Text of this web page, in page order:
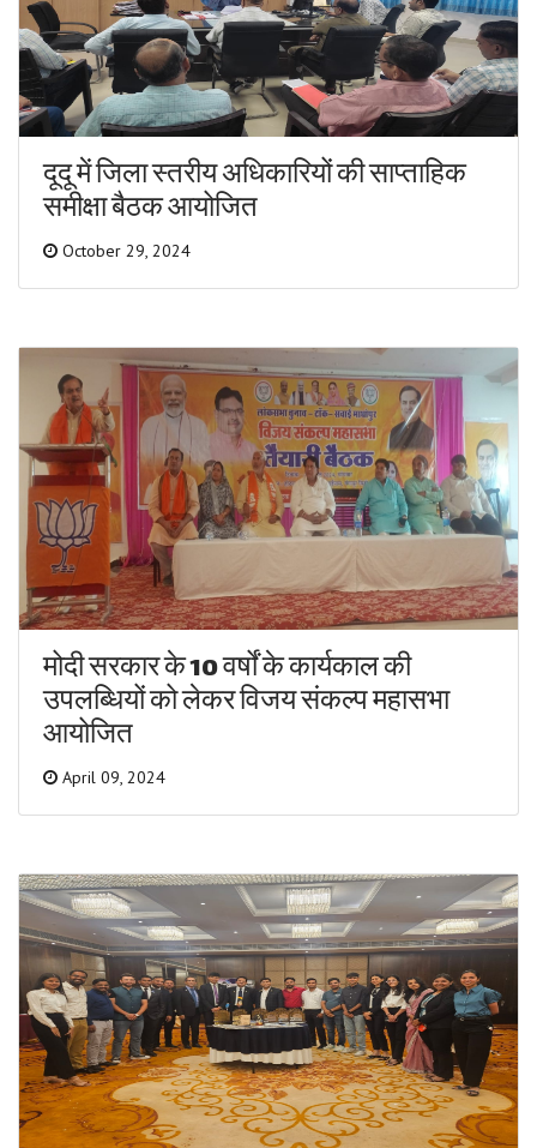
दूदू में जिला स्तरीय अधिकारियों की साप्ताहिक
समीक्षा बैठक आयोजित
October 29, 2024
मोदी सरकार के 10 वर्षों के कार्यकाल की
उपलब्धियों को लेकर विजय संकल्प महासभा
आयोजित
April 09, 2024